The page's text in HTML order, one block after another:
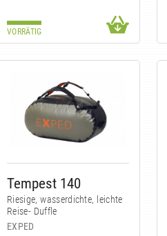
VORRÄTIG
Tempest 140
Riesige, wasserdichte, leichte
Reise- Duffle
EXPED